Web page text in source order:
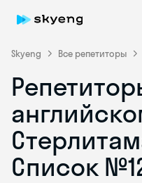
Skyeng Все репетиторы
Список